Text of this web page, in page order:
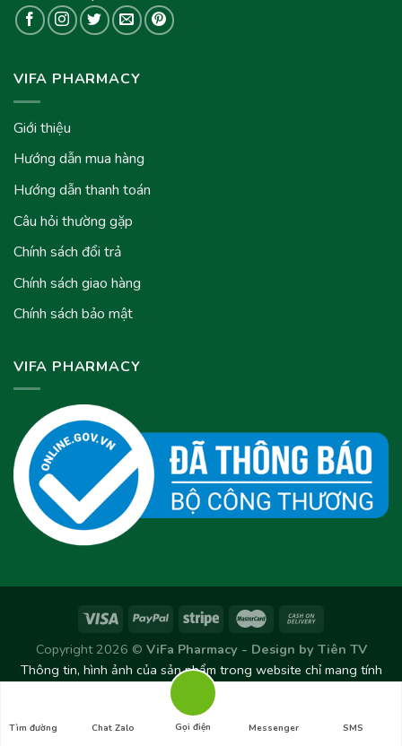
Tìm đường Chat Zalo Gọi điện Messenger SMS
VIFA PHARMACY
Giới thiệu
Hướng dẫn mua hàng
Hướng dẫn thanh toán
Câu hỏi thường gặp
Chính sách đổi trả
Chính sách giao hàng
Chính sách bảo mật
VIFA PHARMACY
Copyright 2026 © ViFa Pharmacy - Design by Tiên TV
Thông tin, hình ảnh của sản phẩm trong website chỉ mang tính
chất tham khảo. Sản phẩm thực tế có thể thay đổi/chênh lệch
theo từng Lô sản xuất.